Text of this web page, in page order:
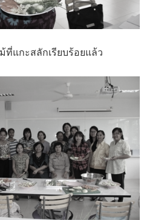
ที่แกะสลักเรียบร้อยแล้ว